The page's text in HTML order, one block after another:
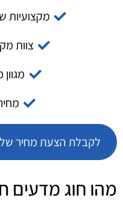
מקצועיות
צוות
לקבלת הצעת מחיר
מהו חוג מדעים